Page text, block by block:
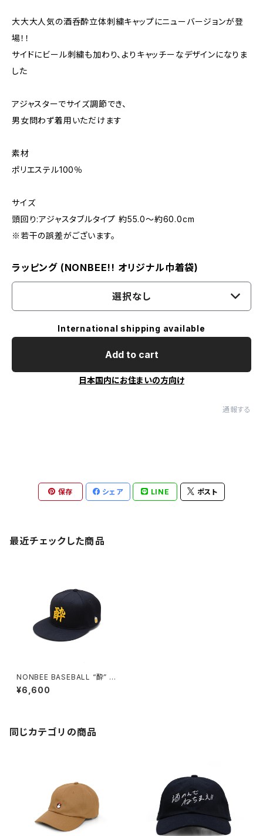
大大大人気の酒呑酔立体刺繍キャップにニューバージョンが登
場！！
サイドにビール刺繍も加わり、よりキャッチーなデザインになりま
した
アジャスターでサイズ調節でき、
男女問わず着用いただけます
素材
ポリエステル100％
サイズ
頭回り:アジャスタブルタイプ 約55.0〜約60.0cm
※若干の誤差がございます。
ラッピング (NONBEE!! オリジナル巾着袋)
選択なし
International shipping available
Add to cart
日本国内にお住まいの方向け
通報する
保存 シェア LINE ポスト
最近チェックした商品
NONBEE BASEBALL “酔” CA
P NEW VERSION
¥6,600
同じカテゴリの商品